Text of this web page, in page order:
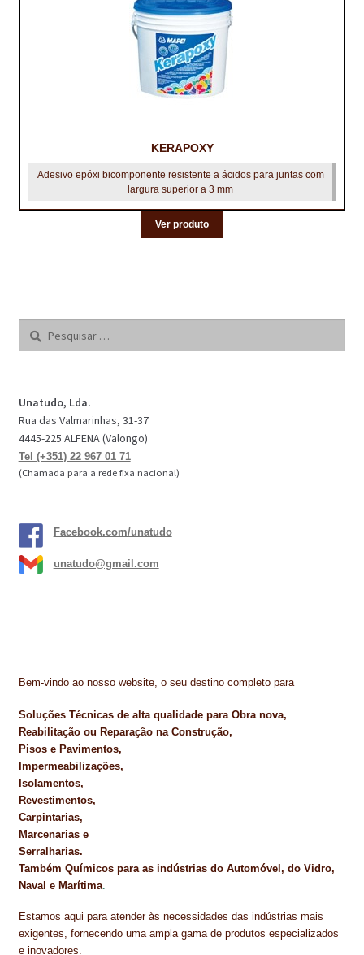
KERAPOXY
Adesivo epóxi bicomponente resistente a ácidos para juntas com
largura superior a 3 mm
Ver produto
Pesquisar
Unatudo, Lda.
Rua das Valmarinhas, 31-37
4445-225 ALFENA (Valongo)
Tel (+351) 22 967 01 71
(Chamada para a rede fixa nacional)
Facebook.com/unatudo
unatudo@gmail.com
Bem-vindo ao nosso website, o seu destino completo para
Soluções Técnicas de alta qualidade para Obra nova,
Reabilitação ou Reparação na Construção,
Pisos e Pavimentos,
Impermeabilizações,
Isolamentos,
Revestimentos,
Carpintarias,
Marcenarias e
Serralharias.
Também Químicos para as indústrias do Automóvel, do Vidro,
Naval e Marítima.
Estamos aqui para atender às necessidades das indústrias mais
exigentes, fornecendo uma ampla gama de produtos especializados
e inovadores.